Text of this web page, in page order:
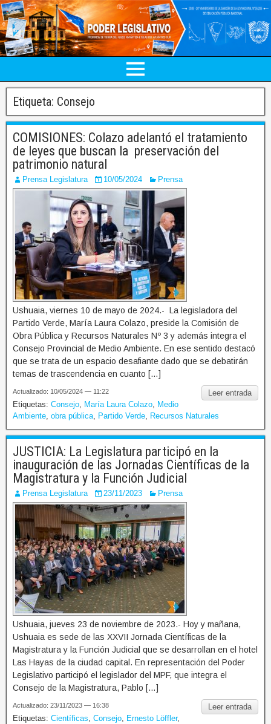
Etiqueta: Consejo
COMISIONES: Colazo adelantó el tratamiento
de leyes que buscan la preservación del
patrimonio natural
Prensa Legislatura 10/05/2024 Prensa
Ushuaia, viernes 10 de mayo de 2024.- La legisladora del
Partido Verde, María Laura Colazo, preside la Comisión de
Obra Pública y Recursos Naturales Nº 3 y además integra el
Consejo Provincial de Medio Ambiente. En ese sentido destacó
que se trata de un espacio desafiante dado que se debatirán
temas de trascendencia en cuanto […]
Leer entrada
Actualizado: 10/05/2024 — 11:22
Etiquetas: Consejo María Laura Colazo
Medio
Ambiente obra pública Partido Verde Recursos Naturales
JUSTICIA: La Legislatura participó en la
inauguración de las Jornadas Científicas de la
Magistratura y la Función Judicial
Prensa Legislatura 23/11/2023 Prensa
Ushuaia, jueves 23 de noviembre de 2023.- Hoy y mañana,
Ushuaia es sede de las XXVII Jornada Científicas de la
Magistratura y la Función Judicial que se desarrollan en el hotel
Las Hayas de la ciudad capital. En representación del Poder
Legislativo participó el legislador del MPF, que integra el
Consejo de la Magistratura, Pablo […]
Leer entrada
Actualizado: 23/11/2023 — 16:38
Etiquetas: Científicas Consejo Ernesto Löffler,